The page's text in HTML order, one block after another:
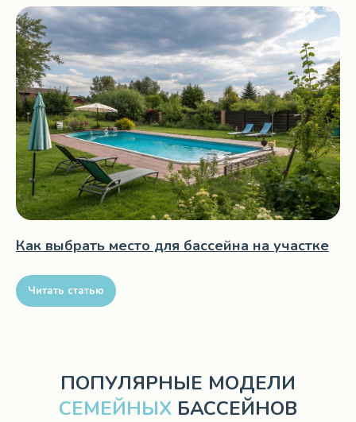
Как выбрать место для бассейна на участке
Читать статью
ПОПУЛЯРНЫЕ МОДЕЛИ
СЕМЕЙНЫХ БАССЕЙНОВ